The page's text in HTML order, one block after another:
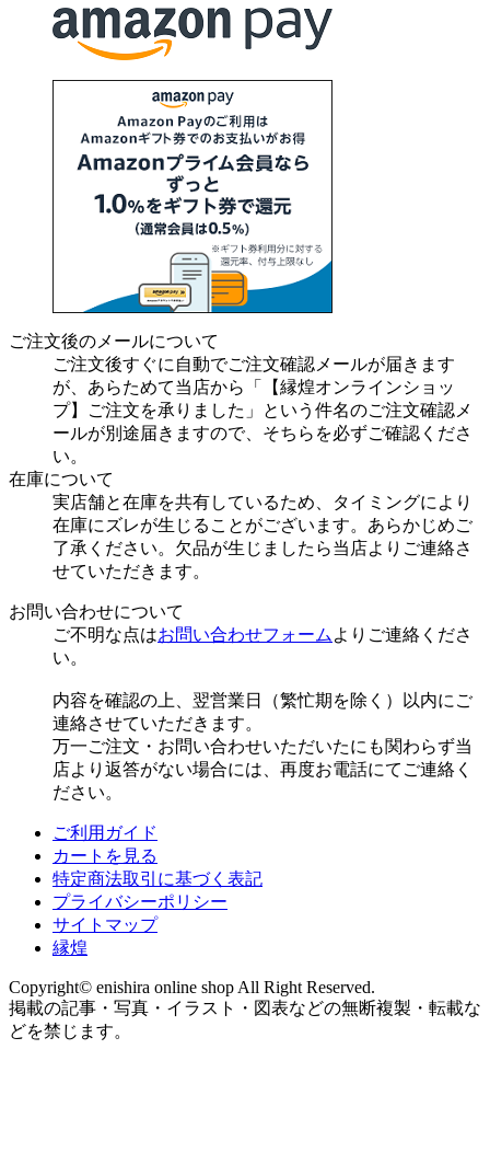
ご注文後のメールについて
ご注文後すぐに自動でご注文確認メールが届きます
が、あらためて当店から「【縁煌オンラインショッ
プ】ご注文を承りました」という件名のご注文確認メ
ールが別途届きますので、そちらを必ずご確認くださ
い。
在庫について
実店舗と在庫を共有しているため、タイミングにより
在庫にズレが生じることがございます。あらかじめご
了承ください。欠品が生じましたら当店よりご連絡さ
せていただきます。
お問い合わせについて
ご不明な点はお問い合わせフォーム よりご連絡くださ
い。
内容を確認の上、翌営業日（繁忙期を除く）以内にご
連絡させていただきます。
万一ご注文・お問い合わせいただいたにも関わらず当
店より返答がない場合には、再度お電話にてご連絡く
ださい。
ご利用ガイド
カートを見る
特定商法取引に基づく表記
プライバシーポリシー
サイトマップ
縁煌
Copyright© enishira online shop All Right Reserved.
掲載の記事・写真・イラスト・図表などの無断複製・転載な
どを禁じます。